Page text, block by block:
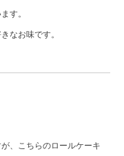
す。
なお味です。
、こちらのロールケーキ